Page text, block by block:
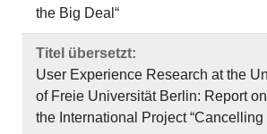
the Big Deal“
Titel übersetzt:
User Experience Research at the
of Freie Universität Berlin: Report
the International Project “Cancelling